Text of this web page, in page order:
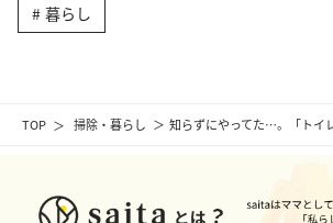
TOP 掃除・暮らし 知らずにやってた…。「トイ
暮らし